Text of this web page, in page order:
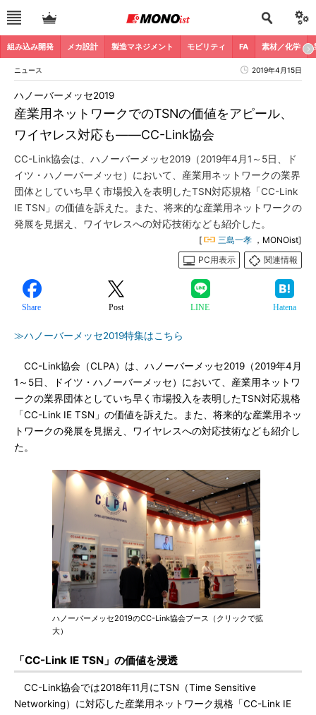
組み込み開発 メカ設計 製造マネジメント モビリティ FA 素材／化学
ニュース 2019年4月15日
産業用ネットワークでのTSNの価値をアピール、
ワイヤレス対応も――CC-Link協会
ハノーバーメッセ2019
CC-Link協会は、ハノーバーメッセ2019（2019年4月1～5日、ド
イツ・ハノーバーメッセ）において、産業用ネットワークの業界
団体としていち早く市場投入を表明したTSN対応規格「CC-Link
IE TSN」の価値を訴えた。また、将来的な産業用ネットワークの
発展を見据え、ワイヤレスへの対応技術なども紹介した。
[ 三島一孝 ，MONOist]
PC用表示
関連情報
Share Post LINE Hatena
≫ハノーバーメッセ2019特集はこちら
CC-Link協会（CLPA）は、ハノーバーメッセ2019（2019年4月
1～5日、ドイツ・ハノーバーメッセ）において、産業用ネットワ
ークの業界団体としていち早く市場投入を表明したTSN対応規格
「CC-Link IE TSN」の価値を訴えた。また、将来的な産業用ネッ
トワークの発展を見据え、ワイヤレスへの対応技術なども紹介し
た。
ハノーバーメッセ2019のCC-Link協会ブース（クリックで拡
大）
「CC-Link IE TSN」の価値を浸透
CC-Link協会では2018年11月にTSN（Time Sensitive
Networking）に対応した産業用ネットワーク規格「CC-Link IE